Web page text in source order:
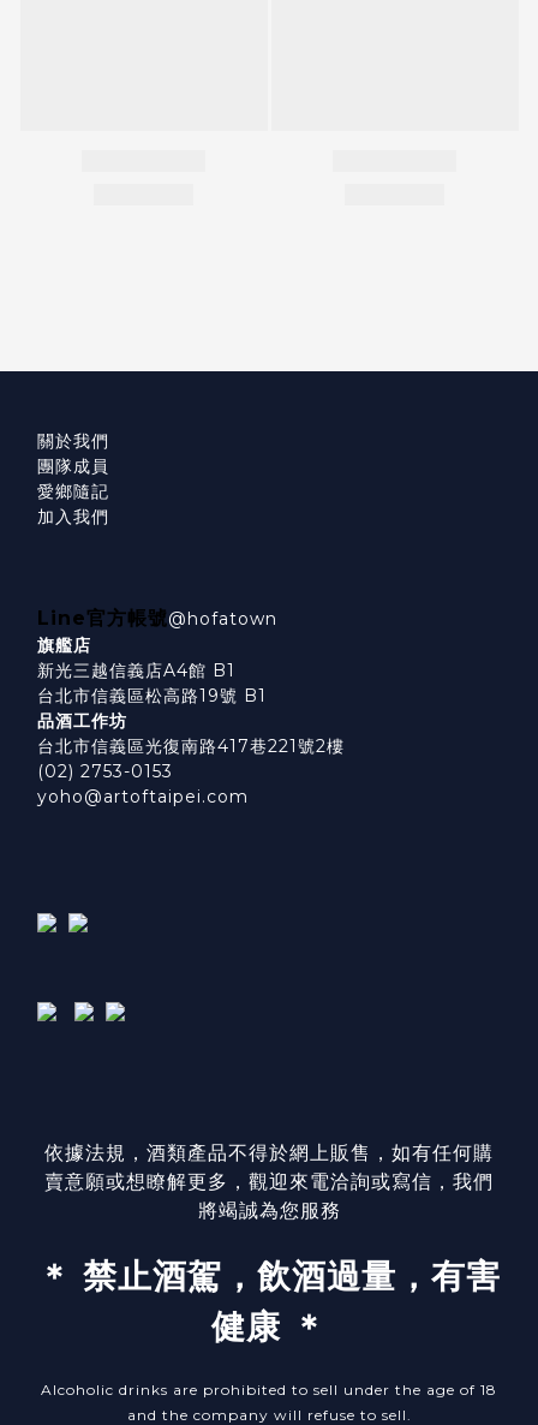
關於我們
團隊成員
愛鄉隨記
加入我們
Line官方帳號@hofatown
旗艦店
新光三越信義店A4館 B1
台北市信義區松高路19號 B1
品酒工作坊
台北市信義區光復南路417巷221號2樓
(02) 2753-0153
yoho@artoftaipei.com
依據法規，酒類產品不得於網上販售，如有任何購
賣意願或想瞭解更多，觀迎來電洽詢或寫信，我們
將竭誠為您服務
＊ 禁止酒駕，飲酒過量，有害
健康 ＊
Alcoholic drinks are prohibited to sell under the age of 18
and the company will refuse to sell.